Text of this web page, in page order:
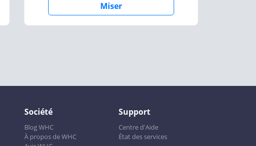
Miser
Société
Blog WHC
À propos de WHC
Support
Centre d'Aide
État des services